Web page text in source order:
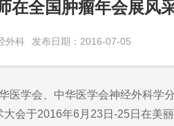
在全国肿瘤年会展风
外科 发布日期：2016-07-05
医学会、中华医学会神经外科学
会于2016年6月23日-25日在美